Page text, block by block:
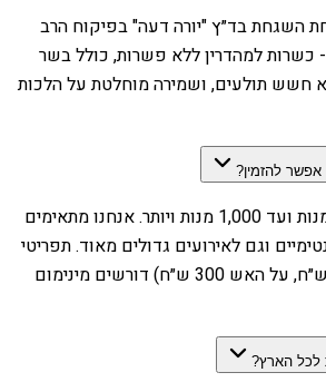
השגחת בד״ץ "יורה דעה" בפיקוח הרב
למהדרין ללא פשרות, כולל בשר
חשש תולעים, ושמירה מוחלטת על הלכות
להזמין?
ניתן להזמין החל מ-10 מנות ועד 1,000 מנות ויותר. אנחנו מתאימים
וגם לאירועים גדולים מאוד. תפריטי
הפרימיום (יוקרתי 170 ש״ח, על האש 300 ש״ח) דורשים מינימום
הארץ?